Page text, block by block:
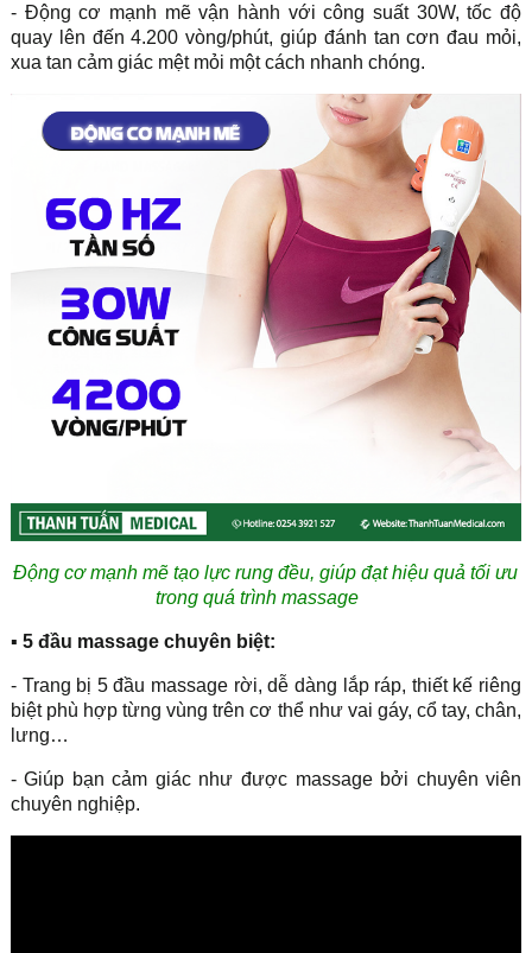
- Động cơ mạnh mẽ vận hành với công suất 30W, tốc độ
quay lên đến 4.200 vòng/phút, giúp đánh tan cơn đau mỏi,
xua tan cảm giác mệt mỏi một cách nhanh chóng.
Động cơ mạnh mẽ tạo lực rung đều, giúp đạt hiệu quả tối ưu
trong quá trình massage
▪ 5 đầu massage chuyên biệt:
- Trang bị 5 đầu massage rời, dễ dàng lắp ráp, thiết kế riêng
biệt phù hợp từng vùng trên cơ thể như vai gáy, cổ tay, chân,
lưng…
- Giúp bạn cảm giác như được massage bởi chuyên viên
chuyên nghiệp.